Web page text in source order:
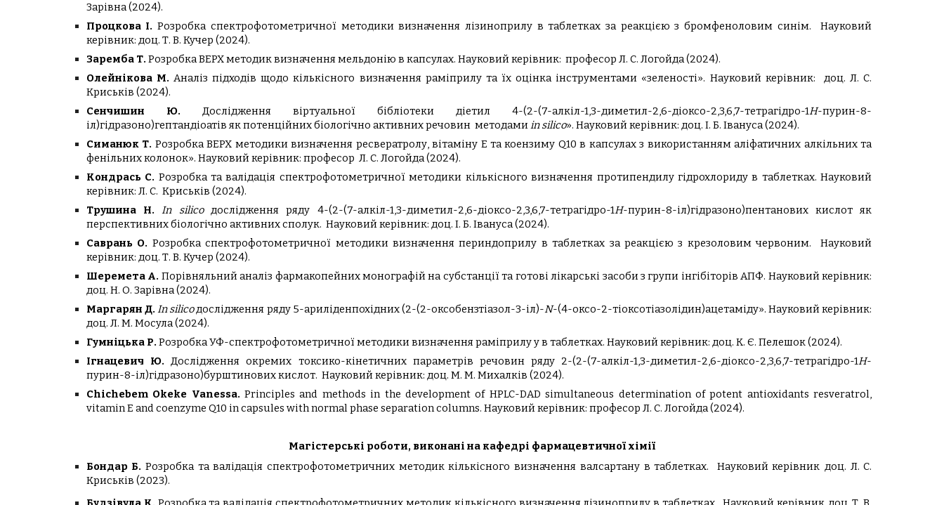
Зарівна(2024).
Процкова І.Розробка спектрофотометричної методики визначення лізиноприлу в таблетках за реакцією з бромфеноловим синім.Науковий
керівник: доц. Т. В. Кучер (2024).
Заремба Т. Розробка ВЕРХ методик визначення мельдонію в капсулах. Науковий керівник: професор Л. С. Логойда(2024).
Олейнікова М.Аналіз підходів щодо кількісного визначення раміприлу та їх оцінка інструментами «зеленості». Науковий керівник:
доц. Л. С.
Криськів (2024).
Сенчишин Ю. Дослідження віртуальної бібліотеки діетил 4-(2-(7-алкіл-1,3-диметил-2,6-діоксо-2,3,6,7-тетрагідро-1Н-пурин-8-
іл)гідразоно)гептандіоатів як потенційних біологічно активних речовин методамиin silico». Науковий керівник: доц. І. Б. Івануса(2024).
Симанюк Т. Розробка ВЕРХ методики визначення ресвератролу, вітаміну Е та коензиму Q10 в капсулах з використанням аліфатичних алкільних та
фенільних колонок». Науковий керівник: професор Л. С. Логойда(2024).
Кондрась С. Розробка та валідація спектрофотометричної методики кількісного визначення протипендилу гідрохлориду в таблетках.Науковий
керівник: Л. С. Криськів (2024).
Трушина Н.Іn silicoдослідження ряду 4-(2-(7-алкіл-1,3-диметил-2,6-діоксо-2,3,6,7-тетрагідро-1Н-пурин-8-іл)гідразоно)пентанових кислот як
перспективних біологічно активних сполук. Науковий керівник: доц. І. Б. Івануса(2024).
Саврань О. Розробка спектрофотометричної методики визначення периндоприлу в таблетках за реакцією з крезоловим червоним.Науковий
керівник: доц. Т. В. Кучер (2024).
Шеремета А. Порівняльний аналіз фармакопейних монографій на субстанції та готові лікарські засоби з групи інгібіторів АПФ. Науковий керівник:
доц. Н. О. Зарівна(2024).
Маргарян Д.Іn silicoдослідження ряду 5-ариліденпохідних (2-(2-оксобензтіазол-3-іл)-N-(4-оксо-2-тіоксотіазолідин)ацетаміду».Науковий керівник:
доц. Л. М. Мосула(2024).
Гумніцька Р. Розробка УФ-спектрофотометричної методики визначення раміприлу у в таблетках. Науковий керівник: доц. К. Є. Пелешок(2024).
Ігнацевич Ю.Дослідження окремих токсико-кінетичних параметрів речовин ряду 2-(2-(7-алкіл-1,3-диметил-2,6-діоксо-2,3,6,7-тетрагідро-1H-
пурин-8-іл)гідразоно)бурштинових кислот. Науковий керівник: доц. М. М. Михалків (2024).
Chichebem Okeke Vanessa. Principles and methods in the development of HPLC-DAD simultaneous determination of potent antioxidants resveratrol,
vitamin E and coenzyme Q10 in capsules with normal phase separation columns. Науковий керівник: професор Л. С. Логойда(2024).
Магістерські роботи, виконані на кафедрі фармацевтичної хімії
Бондар Б. Розробка та валідація спектрофотометричних методик кількісного визначення валсартану в таблетках. Науковий керівник доц. Л. С.
Криськів (2023).